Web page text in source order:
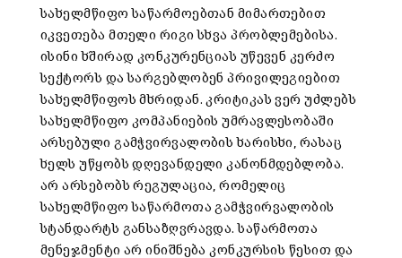
სახელმწიფო საწარმოებთან მიმართებით
იკვეთება მთელი რიგი სხვა პრობლემებისა.
ისინი ხშირად კონკურენციას უწევენ კერძო
სექტორს და სარგებლობენ პრივილეგიებით
სახელმწიფოს მხრიდან. კრიტიკას ვერ უძლებს
სახელმწიფო კომპანიების უმრავლესობაში
არსებული გამჭვირვალობის ხარისხი, რასაც
ხელს უწყობს დღევანდელი კანონმდებლობა.
არ არსებობს რეგულაცია, რომელიც
სახელმწიფო საწარმოთა გამჭვირვალობის
სტანდარტს განსაზღვრავდა. საწარმოთა
მენეჯმენტი არ ინიშნება კონკურსის წესით და